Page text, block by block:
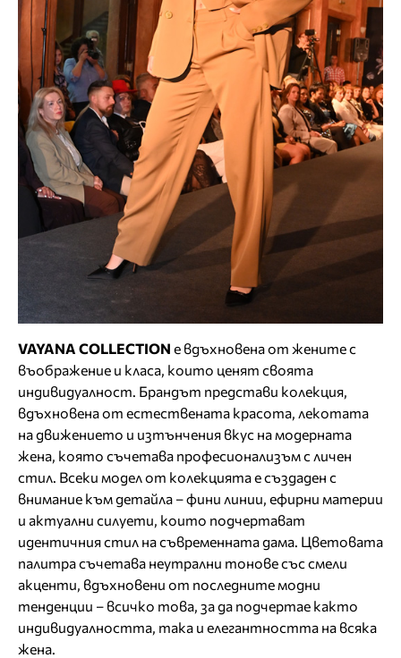
VAYANA COLLECTION е вдъхновена от жените с
въображение и класа, които ценят своята
индивидуалност. Брандът представи колекция,
вдъхновена от естествената красота, лекотата
на движението и изтънчения вкус на модерната
жена, която съчетава професионализъм с личен
стил. Всеки модел от колекцията е създаден с
внимание към детайла – фини линии, ефирни материи
и актуални силуети, които подчертават
идентичния стил на съвременната дама. Цветовата
палитра съчетава неутрални тонове със смели
акценти, вдъхновени от последните модни
тенденции – всичко това, за да подчертае както
индивидуалността, така и елегантността на всяка
жена.